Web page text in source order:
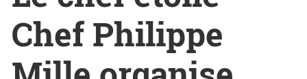
Chef Philippe